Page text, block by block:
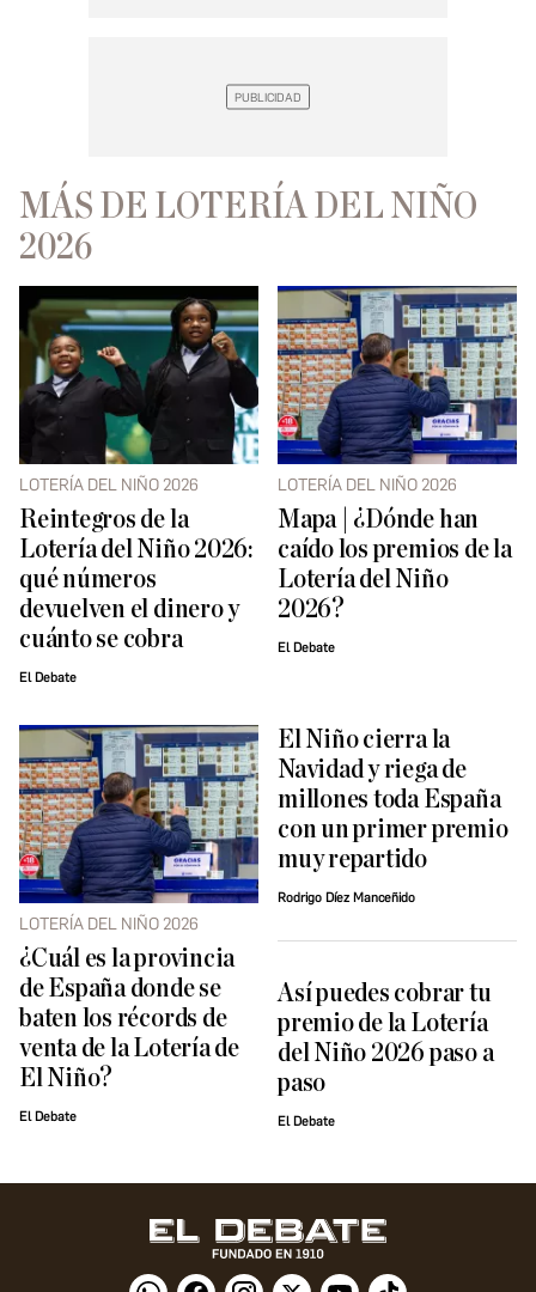
MÁS DE LOTERÍA DEL NIÑO
2026
LOTERÍA DEL NIÑO 2026
Reintegros de la
Lotería del Niño 2026:
qué números
devuelven el dinero y
cuánto se cobra
El Debate
LOTERÍA DEL NIÑO 2026
Mapa | ¿Dónde han
caído los premios de la
Lotería del Niño
2026?
El Debate
LOTERÍA DEL NIÑO 2026
¿Cuál es la provincia
de España donde se
baten los récords de
venta de la Lotería de
El Niño?
El Debate
El Niño cierra la
Navidad y riega de
millones toda España
con un primer premio
muy repartido
Rodrigo Díez Manceñido
Así puedes cobrar tu
premio de la Lotería
del Niño 2026 paso a
paso
El Debate